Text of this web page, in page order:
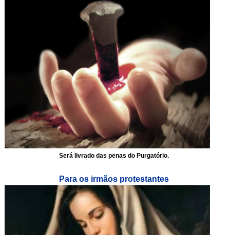
Será livrado das penas do Purgatório.
Para os irmãos protestantes